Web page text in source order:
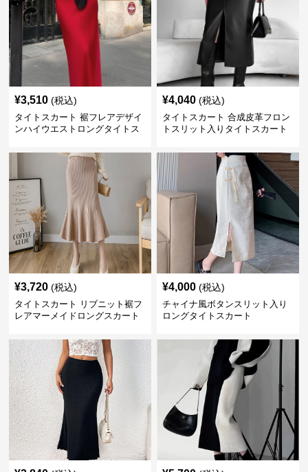
¥3,510 (税込)
タイトスカート 裾フレアデザイ
ンハイウエストロングタイトス
¥4,040 (税込)
タイトスカート 合成皮革フロン
トスリット入りタイトスカート
¥3,720 (税込)
タイトスカート リブニット裾フ
レアマーメイドロングスカート
¥4,000 (税込)
チャイナ風ボタンスリット入り
ロングタイトスカート